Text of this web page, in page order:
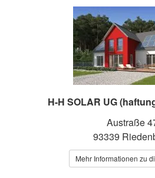
H-H SOLAR UG
Austraße
93339
Mehr Informationen zu